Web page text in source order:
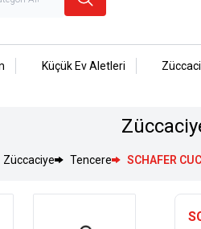
Küçük Ev Aletleri
Züccaciye Tencere SCHAFER